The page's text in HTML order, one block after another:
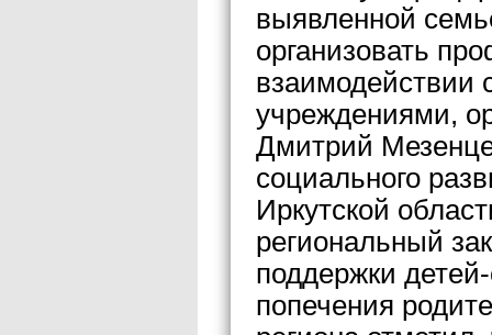
выявленной
организовать
взаимодействии
учреждениями,
Дмитрий
социального
Иркутской
региональный
поддержки
попечения